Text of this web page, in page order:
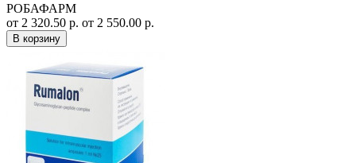
РОБАФАРМ
от 2 320.50 р. от 2 550.00 р.
В корзину